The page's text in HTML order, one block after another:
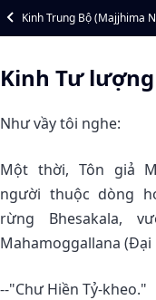
Kinh Trung Bộ (Majjhima
Kinh Tư
Như vầy tôi nghe:
Một thời, Tôn giả
người thuộc dòng
rừng Bhesakala,
Mahamoggallana (Ðại
--"Chư Hiền Tỷ-kheo."